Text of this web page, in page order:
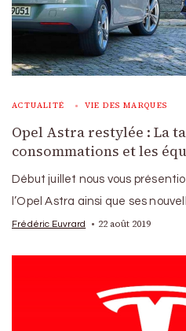
ACTUALITÉ VIE DES MARQUES
Opel Astra restylée : La
consommations et les
Début juillet nous vous
l’Opel Astra ainsi que ses
Frédéric Euvrard 22 août 2019